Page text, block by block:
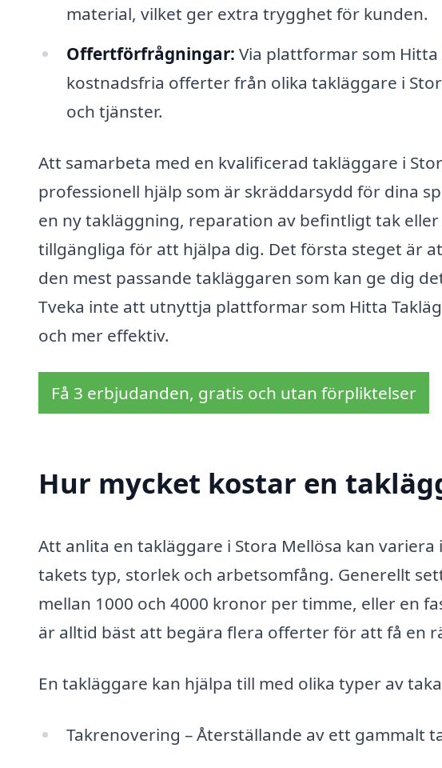
material, vilket ger extra trygghet för kunden.
Offertförfrågningar: Via plattformar som
kostnadsfria offerter från olika takläggare i
och tjänster.
Att samarbeta med en kvalificerad takläggare i
professionell hjälp som är skräddarsydd för dina
en ny takläggning, reparation av befintligt tak
tillgängliga för att hjälpa dig. Det första steget är
den mest passande takläggaren som kan ge dig
Tveka inte att utnyttja plattformar som Hitta
och mer effektiv.
Få 3 erbjudanden, gratis och utan förpliktelser
Hur mycket kostar en
Att anlita en takläggare i Stora Mellösa kan
takets typ, storlek och arbetsomfång. Generellt
mellan 1000 och 4000 kronor per timme, eller en
är alltid bäst att begära flera offerter för att få en
En takläggare kan hjälpa till med olika typer av
Takrenovering – Återställande av ett gammalt